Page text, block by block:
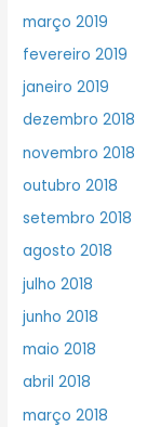
março 2019
fevereiro 2019
janeiro 2019
dezembro 2018
novembro 2018
outubro 2018
setembro 2018
agosto 2018
julho 2018
junho 2018
maio 2018
abril 2018
março 2018